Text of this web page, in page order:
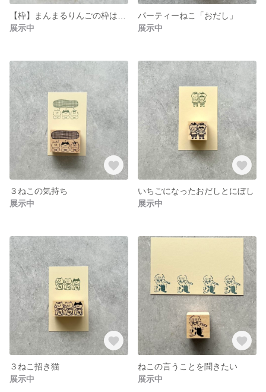
展示中
パーティーねこ「おだし」
展示中
３ねこの気持ち
展示中
いちごになったおだしとにぼし
展示中
３ねこ招き猫
展示中
ねこの言うことを聞きたい
展示中